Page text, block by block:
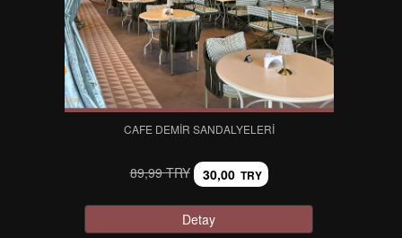
CAFE DEMIR SANDALYELERI
89,99 TRY 30,00 TRY
Detay